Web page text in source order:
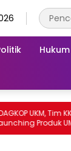
Hukum
Tim KKN Unit
Produk UMKM